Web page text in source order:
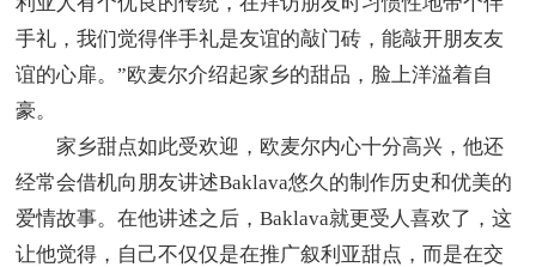
手礼，我们觉得伴手礼是友谊的敲门砖，能敲开朋友友
谊的心扉。”欧麦尔介绍起家乡的甜品，脸上洋溢着自
豪。
家乡甜点如此受欢迎，欧麦尔内心十分高兴，他还
经常会借机向朋友讲述Baklava悠久的制作历史和优美的
爱情故事。在他讲述之后，Baklava就更受人喜欢了，这
让他觉得，自己不仅仅是在推广叙利亚甜点，而是在交